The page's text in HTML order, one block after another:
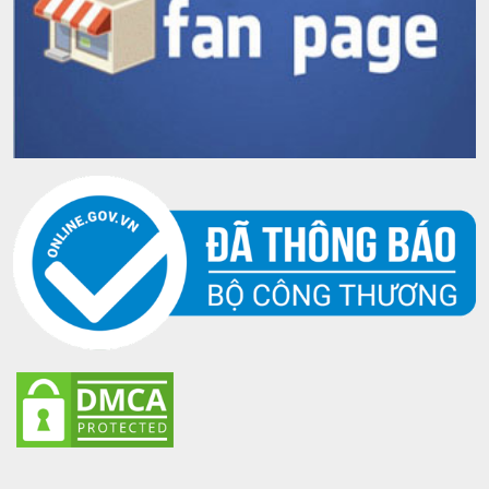
21 bản thường
2.700.000
vnđ
John Walker XR
Lưu ý rằng: Giá rượu John Walker XR 21 có thể thay đổi
theo từng thời điểm. Nhất là thời điểm gần Tết giá các
loại rượu mạnh sẽ tăng nhanh. Quý khách hãy liên hệ
ngay với
Vang Chất
để biết thông tin chi tiết sản phẩm
cũng như giá thành từng loại qua Hotline: 0948 788 111
Mua rượu John Walker XR 21 chính
hãng ở đâu?
Hiện nay, hãng rượu Johnnie Walker đã đặt Văn phòng